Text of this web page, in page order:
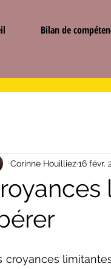
Bilan de
Corinne Houilliez16 févr.
croyances